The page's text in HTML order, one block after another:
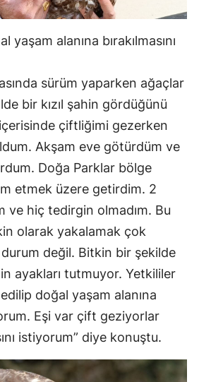
yaşam alanına bırakılmasını
sürüm yaparken ağaçlar
bir kızıl şahin gördüğünü
çiftliğimi gezerken
Akşam eve götürdüm ve
Doğa Parklar bölge
etmek üzere getirdim. 2
ve hiç tedirgin olmadım. Bu
olarak yakalamak çok
durum değil. Bitkin bir şekilde
ayakları tutmuyor. Yetkililer
doğal yaşam alanına
Eşi var çift geziyorlar
istiyorum” diye konuştu.